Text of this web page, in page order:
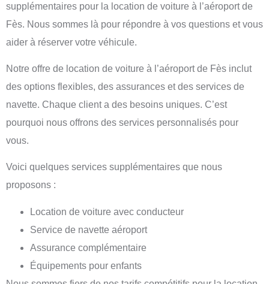
supplémentaires pour la location de voiture à l’aéroport de
Fès. Nous sommes là pour répondre à vos questions et vous
aider à réserver votre véhicule.
Notre offre de location de voiture à l’aéroport de Fès inclut
des options flexibles, des assurances et des services de
navette. Chaque client a des besoins uniques. C’est
pourquoi nous offrons des services personnalisés pour
vous.
Voici quelques services supplémentaires que nous
proposons :
Location de voiture avec conducteur
Service de navette aéroport
Assurance complémentaire
Équipements pour enfants